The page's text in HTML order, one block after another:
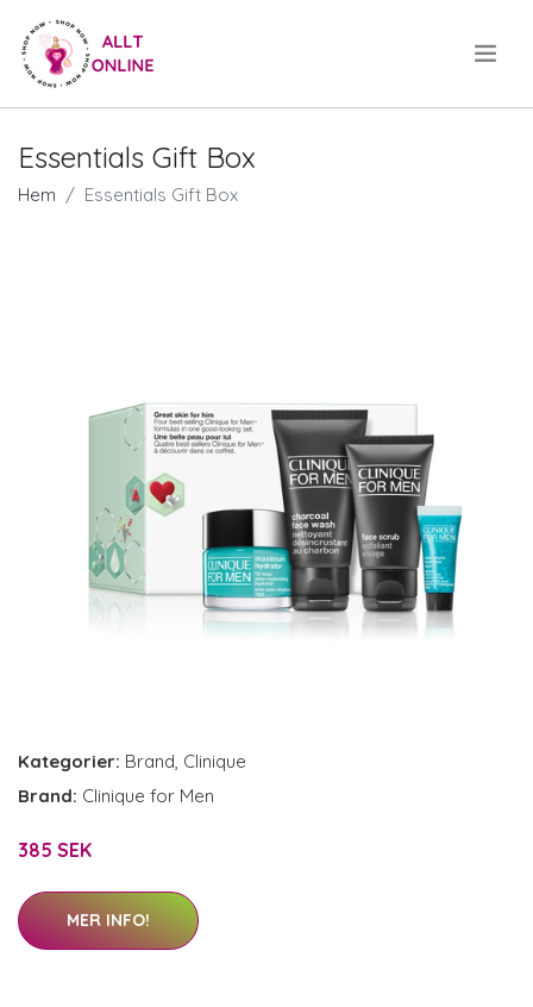
Essentials Gift Box
Hem Essentials Gift Box
Kategorier: Brand, Clinique
Brand: Clinique for Men
385 SEK
MER INFO!